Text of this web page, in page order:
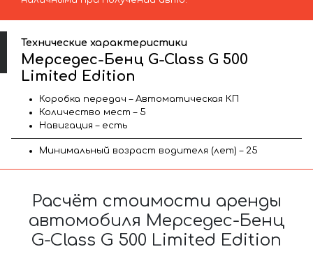
Технические характеристики
Мерседес-Бенц G-Class G 500
Limited Edition
Коробка передач – Автоматическая КП
Количество мест – 5
Навигация – есть
Минимальный возраст водителя (лет) – 25
Расчёт стоимости аренды
автомобиля Мерседес-Бенц
G-Class G 500 Limited Edition